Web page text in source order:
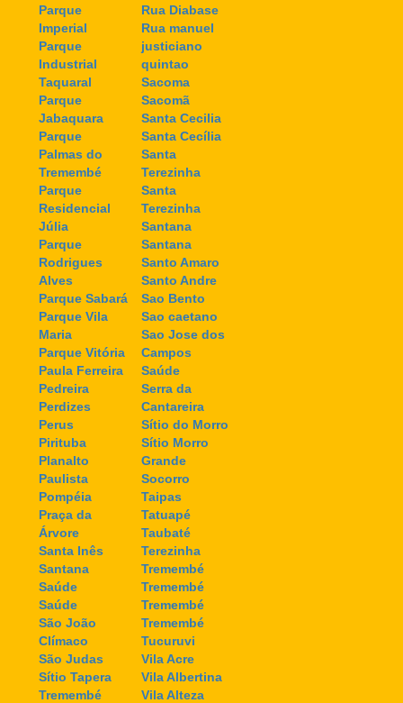
Parque
Imperial
Parque
Industrial
Taquaral
Parque
Jabaquara
Parque
Palmas do
Tremembé
Parque
Residencial
Júlia
Parque
Rodrigues
Alves
Parque Sabará
Parque Vila
Maria
Parque Vitória
Paula Ferreira
Pedreira
Perdizes
Perus
Pirituba
Planalto
Paulista
Pompéia
Praça da
Árvore
Santa Inês
Santana
Saúde
Saúde
São João
Clímaco
São Judas
Sítio Tapera
Tremembé
Rua Diabase
Rua manuel
justiciano
quintao
Sacoma
Sacomã
Santa Cecilia
Santa Cecília
Santa
Terezinha
Santa
Terezinha
Santana
Santana
Santo Amaro
Santo Andre
Sao Bento
Sao caetano
Sao Jose dos
Campos
Saúde
Serra da
Cantareira
Sítio do Morro
Sítio Morro
Grande
Socorro
Taipas
Tatuapé
Taubaté
Terezinha
Tremembé
Tremembé
Tremembé
Tremembé
Tucuruvi
Vila Acre
Vila Albertina
Vila Alteza